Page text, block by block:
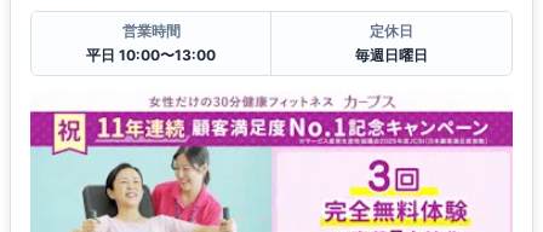
営業時間
平日 10:00〜13:00
定休日
毎週日曜日